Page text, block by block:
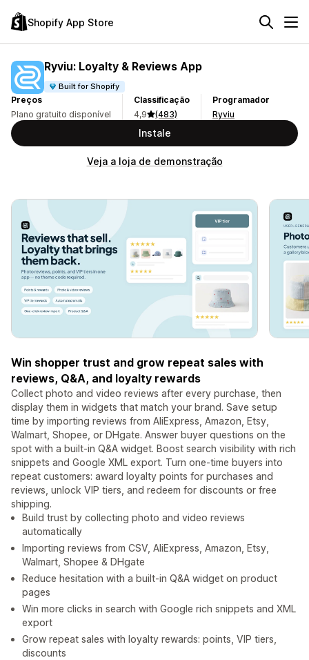
Shopify App Store
Ryviu: Loyalty & Reviews App
Built for Shopify
Preços
Plano gratuito disponível
Classificação
4,9
(483)
Programador
Ryviu
Instale
Veja a loja de demonstração
Win shopper trust and grow repeat sales with
reviews, Q&A, and loyalty rewards
Collect photo and video reviews after every purchase, then
display them in widgets that match your brand. Save setup
time by importing reviews from AliExpress, Amazon, Etsy,
Walmart, Shopee, or DHgate. Answer buyer questions on the
spot with a built-in Q&A widget. Boost search visibility with rich
snippets and Google XML export. Turn one-time buyers into
repeat customers: award loyalty points for purchases and
reviews, unlock VIP tiers, and redeem for discounts or free
shipping.
Build trust by collecting photo and video reviews
automatically
Importing reviews from CSV, AliExpress, Amazon, Etsy,
Walmart, Shopee & DHgate
Reduce hesitation with a built-in Q&A widget on product
pages
Win more clicks in search with Google rich snippets and XML
export
Grow repeat sales with loyalty rewards: points, VIP tiers,
discounts